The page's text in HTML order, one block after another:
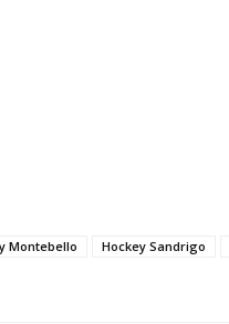
Montebello Hockey Sandrigo